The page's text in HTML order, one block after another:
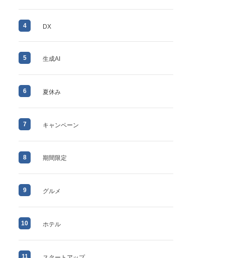
4 DX
5 生成AI
6 夏休み
7 キャンペーン
8 期間限定
9 グルメ
10 ホテル
11